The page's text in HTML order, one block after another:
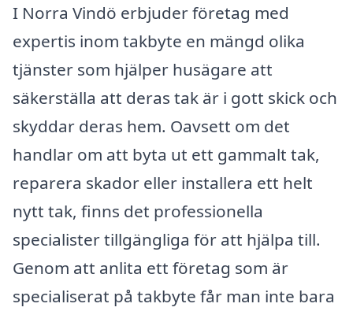
I Norra Vindö erbjuder företag med
expertis inom takbyte en mängd olika
tjänster som hjälper husägare att
säkerställa att deras tak är i gott skick och
skyddar deras hem. Oavsett om det
handlar om att byta ut ett gammalt tak,
reparera skador eller installera ett helt
nytt tak, finns det professionella
specialister tillgängliga för att hjälpa till.
Genom att anlita ett företag som är
specialiserat på takbyte får man inte bara